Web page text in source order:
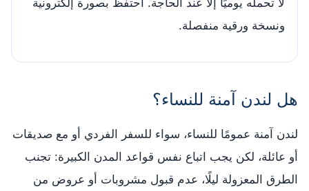
لا تحمله يوميًا إلا عند الحاجة. احتفظ بصورة إلكترونية
ونسخة ورقية منفصلة.
هل لندن آمنة للنساء؟
لندن آمنة عمومًا للنساء، سواء للسفر الفردي أو مع صديقات
أو عائلة، لكن يجب اتباع نفس قواعد المدن الكبيرة: تجنب
الطرق المعزولة ليلًا، عدم قبول مشروبات أو عروض من